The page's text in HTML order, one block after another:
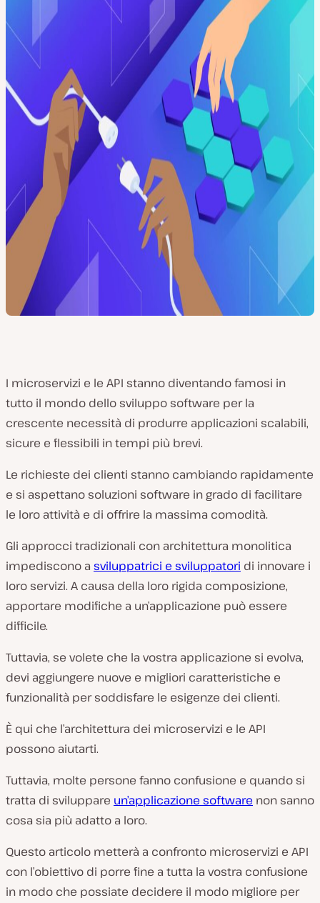
I microservizi e le API stanno diventando famosi in
tutto il mondo dello sviluppo software per la
crescente necessità di produrre applicazioni scalabili,
sicure e flessibili in tempi più brevi.
Le richieste dei clienti stanno cambiando rapidamente
e si aspettano soluzioni software in grado di facilitare
le loro attività e di offrire la massima comodità.
Gli approcci tradizionali con architettura monolitica
impediscono a sviluppatrici e sviluppatori di innovare i
loro servizi. A causa della loro rigida composizione,
apportare modifiche a un’applicazione può essere
difficile.
Tuttavia, se volete che la vostra applicazione si evolva,
devi aggiungere nuove e migliori caratteristiche e
funzionalità per soddisfare le esigenze dei clienti.
È qui che l’architettura dei microservizi e le API
possono aiutarti.
Tuttavia, molte persone fanno confusione e quando si
tratta di sviluppare un’applicazione software non sanno
cosa sia più adatto a loro.
Questo articolo metterà a confronto microservizi e API
con l’obiettivo di porre fine a tutta la vostra confusione
in modo che possiate decidere il modo migliore per